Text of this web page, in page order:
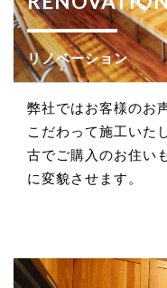
リノベーション
弊社ではお客様のお
こだわって施工いた
古でご購入のお住い
に変貌させます。
法令、規範の
当社は、保有する個
法令、その他規範を
内容を適宜見直し、
お問い合せ
保ち、個人情報への
ん・漏洩などを防止